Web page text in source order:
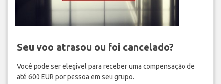
Seu voo atrasou ou foi cancelado?
Você pode ser elegível para receber uma compensação de
até 600 EUR por pessoa em seu grupo.